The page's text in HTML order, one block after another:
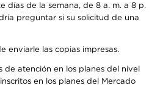
días de la semana, de 8 a. m. a 8 p.
preguntar si su solicitud de una
enviarle las copias impresas.
de atención en los planes del nivel
en los planes del Mercado